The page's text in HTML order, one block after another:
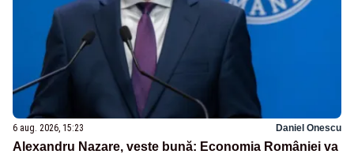
6 aug. 2026, 15:23 Daniel Onescu
Alexandru Nazare, veste bună: Economia României va